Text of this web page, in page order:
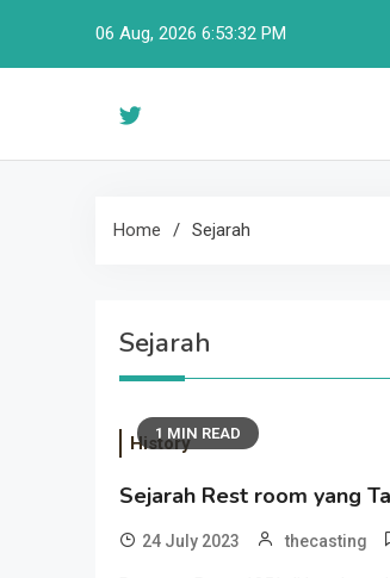
06 Aug, 2026 6:53:33 PM
Home Sejarah
Sejarah
1 MIN READ
History
Sejarah Rest room yang
24 July 2023 thecasting